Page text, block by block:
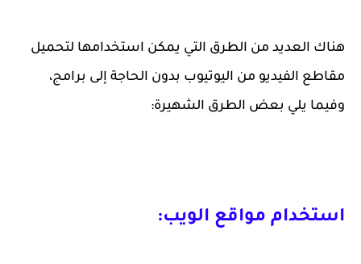
هناك العديد من الطرق التي يمكن استخدامها لتحميل
مقاطع الفيديو من اليوتيوب بدون الحاجة إلى برامج،
وفيما يلي بعض الطرق الشهيرة:
استخدام مواقع الويب: